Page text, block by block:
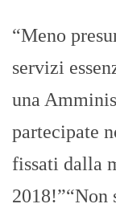
“Meno
servizi
una
partecipate
fissati dalla
2018!”“Non